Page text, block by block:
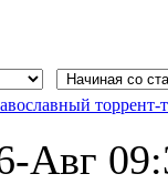
торрент-
Авг